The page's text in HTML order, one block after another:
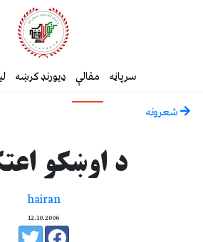
سرپاڼه مقالې ډیورنډ کرښه
شعرونه
د اوښكو
hairan
12.10.2006